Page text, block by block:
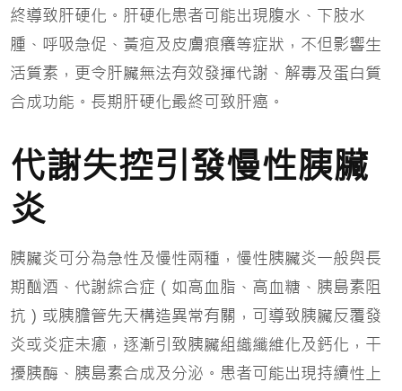
終導致肝硬化。肝硬化患者可能出現腹水、下肢水
腫、呼吸急促、黃疸及皮膚痕癢等症狀，不但影響生
活質素，更令肝臟無法有效發揮代謝、解毒及蛋白質
合成功能。長期肝硬化最終可致肝癌。
代謝失控引發慢性胰臟
炎
胰臟炎可分為急性及慢性兩種，慢性胰臟炎一般與長
期酗酒、代謝綜合症（如高血脂、高血糖、胰島素阻
抗）或胰膽管先天構造異常有關，可導致胰臟反覆發
炎或炎症未癒，逐漸引致胰臟組織纖維化及鈣化，干
擾胰酶、胰島素合成及分泌。患者可能出現持續性上